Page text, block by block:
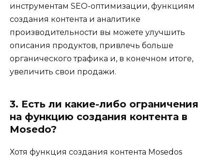
инструментам SEO-оптимизации, функциям
создания контента и аналитике
производительности вы можете улучшить
описания продуктов, привлечь больше
органического трафика и, в конечном итоге,
увеличить свои продажи.
3. Есть ли какие-либо ограничения
на функцию создания контента в
Mosedo?
Хотя функция создания контента Mosedos